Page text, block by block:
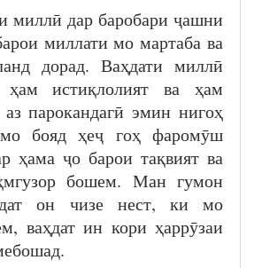
миллӣ дар баробари ҷашни
миллати мо мартаба ва
дорад. Ваҳдати миллӣ
ҳам истиқлолият ва ҳам
парокандагӣ эмин нигоҳ
бояд ҳеҷ гоҳ фаромӯш
ҳама ҷо барои тақвият ва
бошем. Ман гумон
он чизе нест, ки мо
ваҳдат ин кори ҳаррӯзаи